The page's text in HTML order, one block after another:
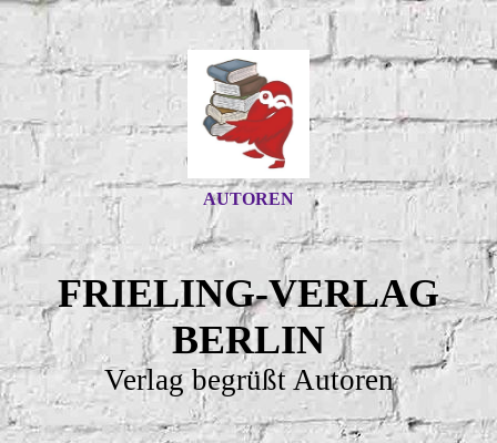
AUTOREN
FRIELING-VERLAG
BERLIN
Verlag begrüßt Autoren